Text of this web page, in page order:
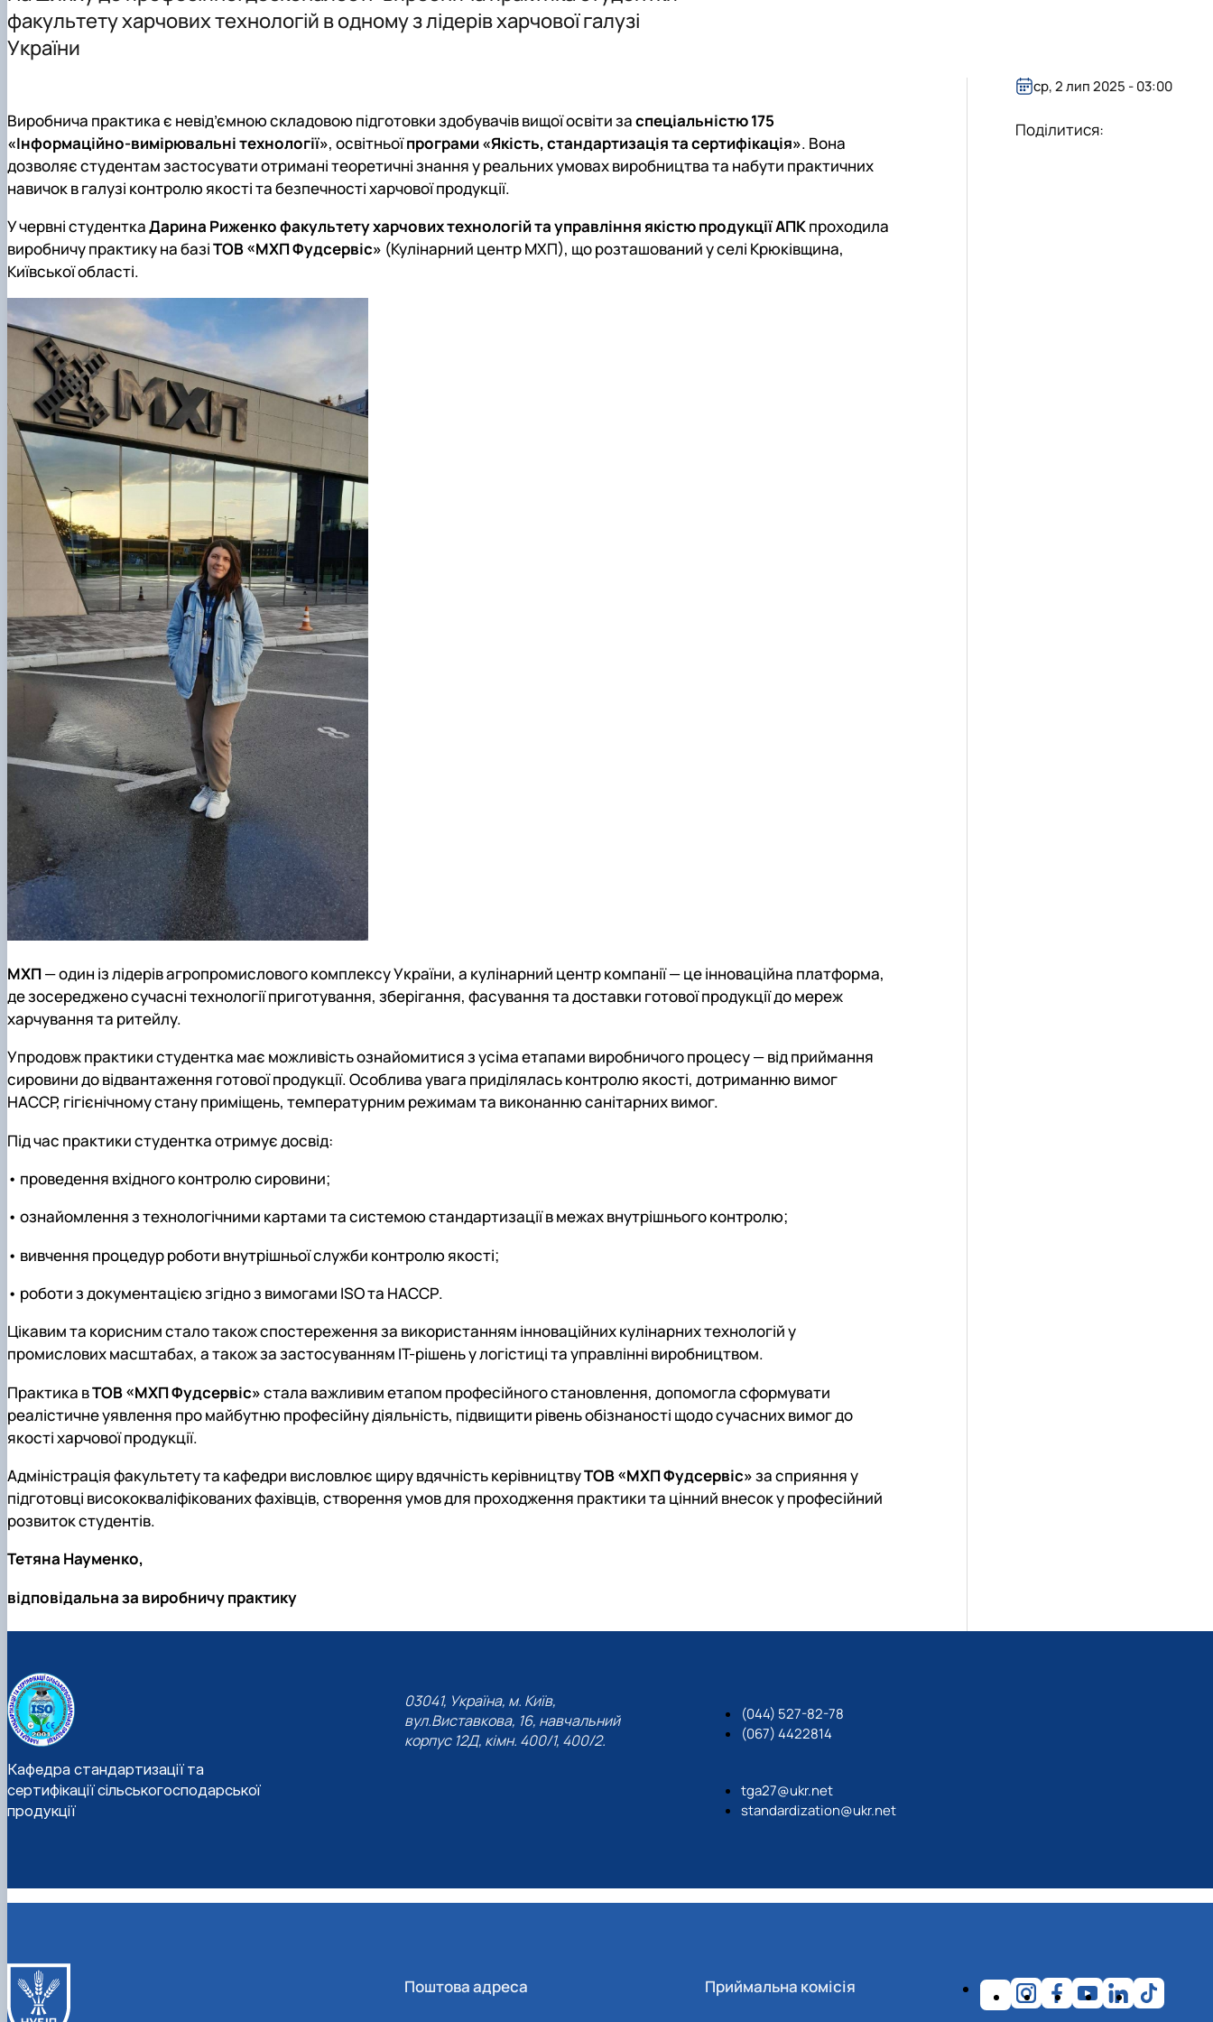
Робочі програми навчальних дисциплін
Підготовка і захист кваліфікаційних магістерських робіт
Індивідуальна траєкторія навчання
Безпечне освітнє середовище
факультету харчових технологій в одному з лідерів харчової галузі
України
Виробнича практика є невід’ємною складовою підготовки здобувачів вищої освіти заспеціальністю 175
«Інформаційно-вимірювальні технології», освітньоїпрограми «Якість, стандартизація та сертифікація». Вона
дозволяє студентам застосувати отримані теоретичні знання у реальних умовах виробництва та набути практичних
навичок в галузі контролю якості та безпечності харчової продукції.
У червні студенткаДарина Риженко факультету харчових технологій та управління якістю продукції АПКпроходила
виробничу практику на базіТОВ «МХП Фудсервіс» (Кулінарний центр МХП), що розташований у селі Крюківщина,
Київської області.
МХП— один із лідерів агропромислового комплексу України, а кулінарний центр компанії — це інноваційна платформа,
де зосереджено сучасні технології приготування, зберігання, фасування та доставки готової продукції до мереж
харчування та ритейлу.
Упродовж практики студентка має можливість ознайомитися з усіма етапами виробничого процесу — від приймання
сировини до відвантаження готової продукції. Особлива увага приділялась контролю якості, дотриманню вимог
HACCP, гігієнічному стану приміщень, температурним режимам та виконанню санітарних вимог.
Під час практики студентка отримує досвід:
• проведення вхідного контролю сировини;
• ознайомлення з технологічними картами та системою стандартизації в межах внутрішнього контролю;
• вивчення процедур роботи внутрішньої служби контролю якості;
• роботи з документацією згідно з вимогами ISO та НАССР.
Цікавим та корисним стало також спостереження за використанням інноваційних кулінарних технологій у
промислових масштабах, а також за застосуванням ІТ-рішень у логістиці та управлінні виробництвом.
Практика вТОВ «МХП Фудсервіс»стала важливим етапом професійного становлення, допомогла сформувати
реалістичне уявлення про майбутню професійну діяльність, підвищити рівень обізнаності щодо сучасних вимог до
якості харчової продукції.
Адміністрація факультету та кафедри висловлює щиру вдячність керівництвуТОВ «МХП Фудсервіс»за сприяння у
підготовці висококваліфікованих фахівців, створення умов для проходження практики та цінний внесок у професійний
розвиток студентів.
Тетяна Науменко,
відповідальна за виробничу практику
ср, 2 лип 2025 - 03:00
Поділитися:
Кафедра стандартизації та
сертифікації сільськогосподарської
продукції
03041, Україна, м. Київ,
вул.Виставкова, 16, навчальний
корпус 12Д, кімн. 400/1, 400/2.
(044) 527-82-78
(067) 4422814
tga27@ukr.net
standardization@ukr.net
Поштова адреса Приймальна комісія